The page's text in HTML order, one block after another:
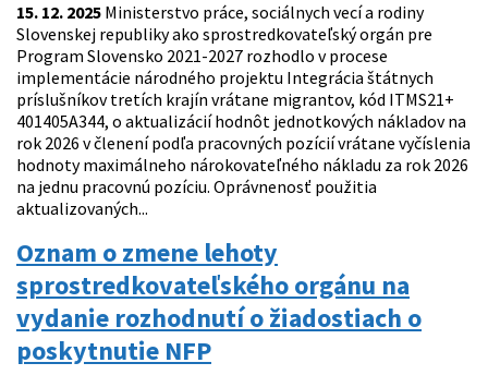
15. 12. 2025 Ministerstvo práce, sociálnych vecí a rodiny
Slovenskej republiky ako sprostredkovateľský orgán pre
Program Slovensko 2021-2027 rozhodlo v procese
implementácie národného projektu Integrácia štátnych
príslušníkov tretích krajín vrátane migrantov, kód ITMS21+
401405A344, o aktualizácií hodnôt jednotkových nákladov na
rok 2026 v členení podľa pracovných pozícií vrátane vyčíslenia
hodnoty maximálneho nárokovateľného nákladu za rok 2026
na jednu pracovnú pozíciu. Oprávnenosť použitia
aktualizovaných...
Oznam o zmene lehoty
sprostredkovateľského orgánu na
vydanie rozhodnutí o žiadostiach o
poskytnutie NFP